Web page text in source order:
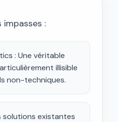
impasses :
: Une véritable
illisible
non-techniques.
solutions existantes